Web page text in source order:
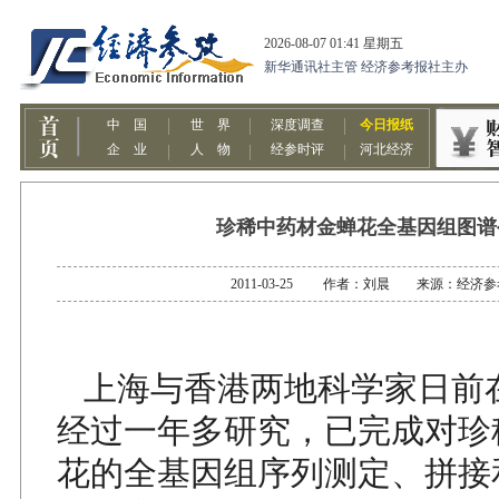
珍稀中药材金蝉花全基因组图
2011-03-25 作者：刘晨 来源：经济参
上海与香港两地科学家日前
经过一年多研究，已完成对
花的全基因组序列测定、拼